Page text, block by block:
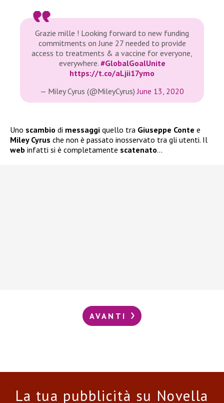
Grazie mille ! Looking forward to new funding
commitments on June 27 needed to provide
access to treatments & a vaccine for everyone,
everywhere. #GlobalGoalUnite
https://t.co/aLjii17ymo
— Miley Cyrus (@MileyCyrus) June 13, 2020
Uno scambio di messaggi quello tra Giuseppe Conte e
Miley Cyrus che non è passato inosservato tra gli utenti. Il
web infatti si è completamente scatenato…
AVANTI
La tua pubblicità su Novella